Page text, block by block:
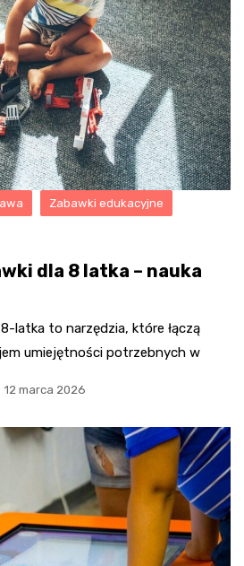
Zabawki edukacyjne
dla 8 latka – nauka
latka to narzędzia, które łączą
umiejętności potrzebnych w
12 marca 2026